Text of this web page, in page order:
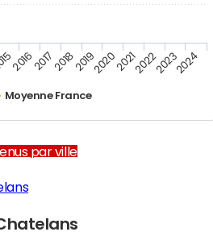
Moyenne France
201620172018201920202021202220232024
par ville